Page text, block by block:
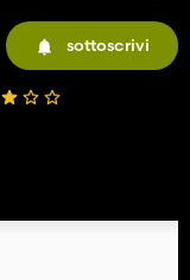
sottoscrivi